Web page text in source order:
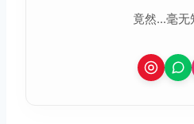
竟然...毫无